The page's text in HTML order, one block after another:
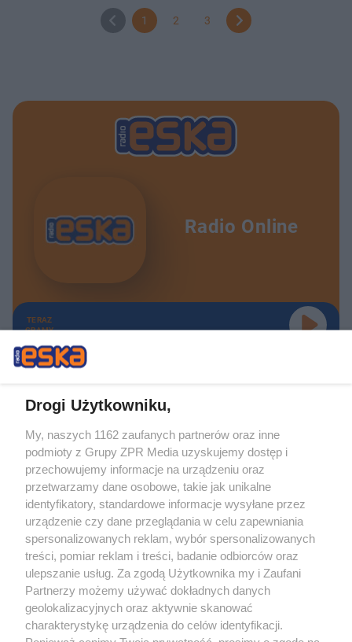
1 2 3
Radio Online
TERAZ
GRAMY
Żaden utwór zamieszczony w serwisie nie może być powielany i
rozpowszechniany lub dalej rozpowszechniany w jakikolwiek sposób (w
tym także elektroniczny lub mechaniczny) na jakimkolwiek polu
eksploatacji w jakiejkolwiek formie, włącznie z umieszczaniem w Internecie
bez pisemnej zgody właściciela praw. Jakiekolwiek użycie lub
wykorzystanie utworów w całości lub w części z naruszeniem prawa, tzn.
bez właściwej zgody, jest zabronione pod groźbą kary i może być ścigane
prawnie.
Drogi Użytkowniku,
My, naszych 1162 zaufanych partnerów oraz inne
podmioty z Grupy ZPR Media uzyskujemy dostęp i
przechowujemy informacje na urządzeniu oraz
przetwarzamy dane osobowe, takie jak unikalne
identyfikatory, standardowe informacje wysyłane przez
urządzenie czy dane przeglądania w celu zapewniania
spersonalizowanych reklam, wybór spersonalizowanych
treści, pomiar reklam i treści, badanie odbiorców oraz
ulepszanie usług. Za zgodą Użytkownika my i Zaufani
Partnerzy możemy używać dokładnych danych
geolokalizacyjnych oraz aktywnie skanować
charakterystykę urządzenia do celów identyfikacji.